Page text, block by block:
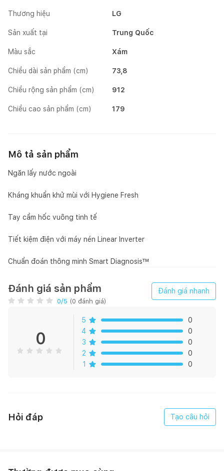
Thương hiệu LG
Sản xuất tại Trung Quốc
Màu sắc Xám
Chiều dài sản phẩm (cm) 73,8
Chiều rộng sản phẩm (cm) 912
Chiều cao sản phẩm (cm) 179
Mô tả sản phẩm
Ngăn lấy nước ngoài
Kháng khuẩn khử mùi với Hygiene Fresh
Tay cầm hốc vuông tinh tế
Tiết kiệm điện với máy nén Linear Inverter
Chuẩn đoán thông minh Smart Diagnosis™
Đánh giá sản phẩm
0/5 (0 đánh giá)
Đánh giá nhanh
0
5
0
4
0
3
0
2
0
1
0
Hỏi đáp Tạo câu hỏi